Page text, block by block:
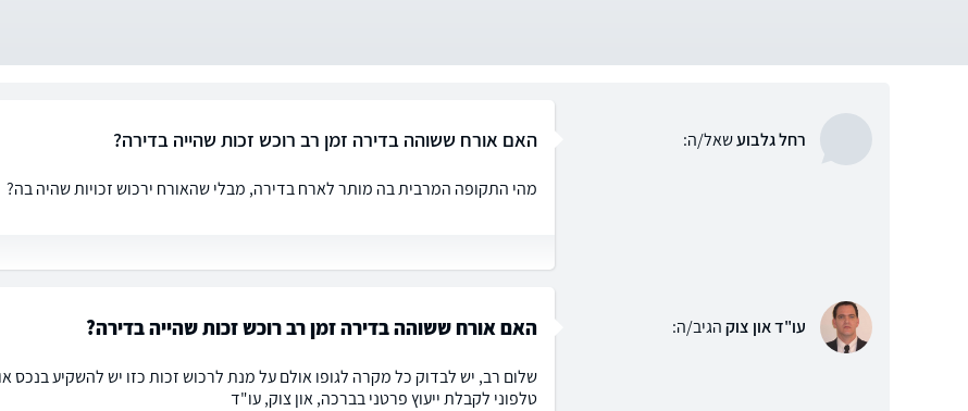
רחל גלבועשאל/ה: האם אורח ששוהה בדירה זמן רב רוכש זכות שהייה בדירה?
מהי התקופה המרבית בה מותר לארח בדירה, מבלי שהאורח ירכוש זכויות שהיה בה?
עו"ד און צוקהגיב/ה: האם אורח ששוהה בדירה זמן רב רוכש זכות שהייה בדירה?
שלום רב, יש לבדוק כל מקרה לגופו אולם על מנת לרכוש זכות כזו יש להשקיע
טלפוני לקבלת ייעוץ פרטני בברכה, און צוק, עו"ד